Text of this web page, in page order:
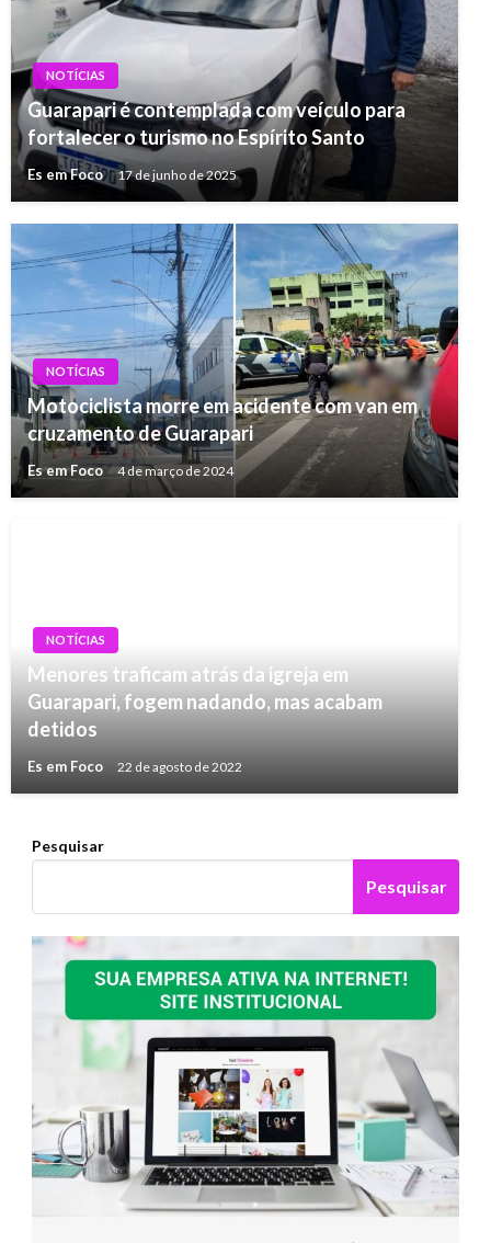
NOTÍCIAS
Guarapari é contemplada com veículo para
fortalecer o turismo no Espírito Santo
Es em Foco 17 de junho de 2025
NOTÍCIAS
Motociclista morre em acidente com van em
cruzamento de Guarapari
Es em Foco 4 de março de 2024
NOTÍCIAS
Menores traficam atrás da igreja em
Guarapari, fogem nadando, mas acabam
detidos
Es em Foco 22 de agosto de 2022
Pesquisar
Pesquisar